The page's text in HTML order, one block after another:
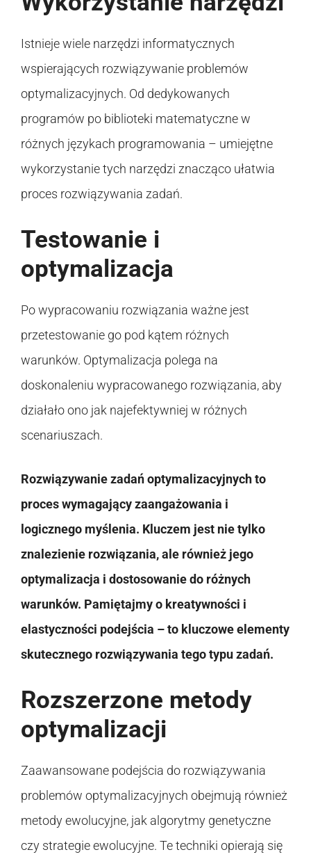
Istnieje wiele narzędzi informatycznych
wspierających rozwiązywanie problemów
optymalizacyjnych. Od dedykowanych
programów po biblioteki matematyczne w
różnych językach programowania – umiejętne
wykorzystanie tych narzędzi znacząco ułatwia
proces rozwiązywania zadań.
Testowanie i
optymalizacja
Po wypracowaniu rozwiązania ważne jest
przetestowanie go pod kątem różnych
warunków. Optymalizacja polega na
doskonaleniu wypracowanego rozwiązania, aby
działało ono jak najefektywniej w różnych
scenariuszach.
Rozwiązywanie zadań optymalizacyjnych to
proces wymagający zaangażowania i
logicznego myślenia. Kluczem jest nie tylko
znalezienie rozwiązania, ale również jego
optymalizacja i dostosowanie do różnych
warunków. Pamiętajmy o kreatywności i
elastyczności podejścia – to kluczowe elementy
skutecznego rozwiązywania tego typu zadań.
Rozszerzone metody
optymalizacji
Zaawansowane podejścia do rozwiązywania
problemów optymalizacyjnych obejmują również
metody ewolucyjne, jak algorytmy genetyczne
czy strategie ewolucyjne. Te techniki opierają się